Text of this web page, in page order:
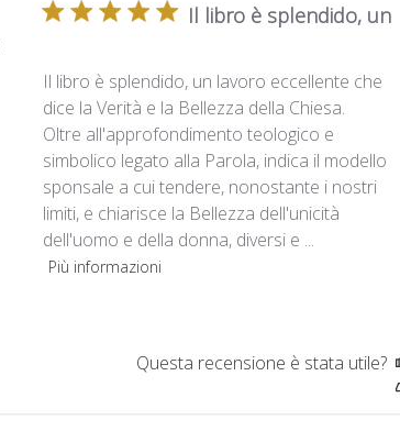
Il libro è splendido, un
Il libro è splendido, un lavoro eccellente che
dice la Verità e la Bellezza della Chiesa.
Oltre all'approfondimento teologico e
simbolico legato alla Parola, indica il modello
sponsale a cui tendere, nonostante i nostri
limiti, e chiarisce la Bellezza dell'unicità
dell'uomo e della donna, diversi e ...
Più informazioni
Questa recensione è stata utile?